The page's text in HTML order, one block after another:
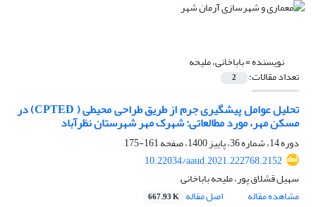
نویسنده =باباخانی، ملیحه
تعداد مقالات: 2
تحلیل عوامل پیشگیری جرم از طریق طراحی محیطی ( CPTED) در
مسکن مهر، مورد مطالعاتی: شهرک مهر شهرستان نظرآباد
دوره 14، شماره 36، پاییز 1400، صفحه
161-175
10.22034/aaud.2021.222768.2152
سهیل قشلاق پور، ملیحه باباخانی
مشاهده مقاله
اصل مقاله 667.93 K